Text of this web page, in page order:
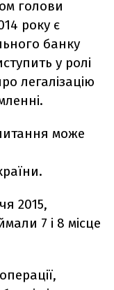
голови
року є
банку
у ролі
легалізацію
може
2015,
7 і 8 місце